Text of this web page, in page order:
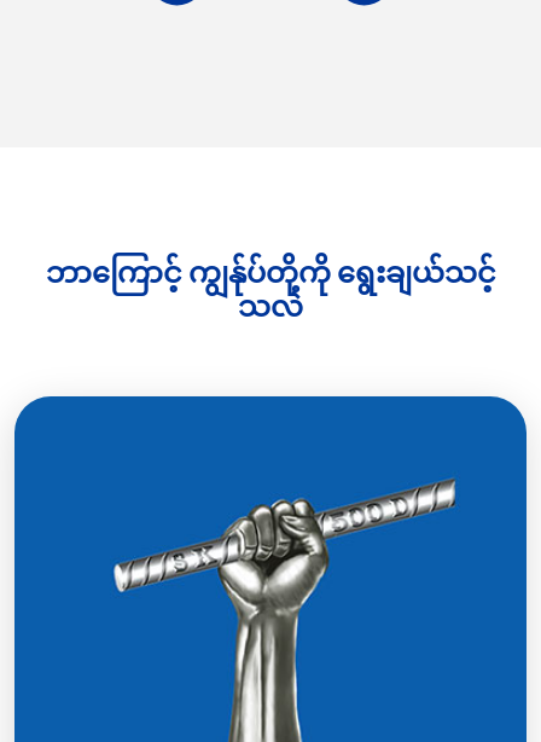
ဘာကြောင့် ကျွန်ုပ်တို့ကို ရွေးချယ်သင့်
သလဲ